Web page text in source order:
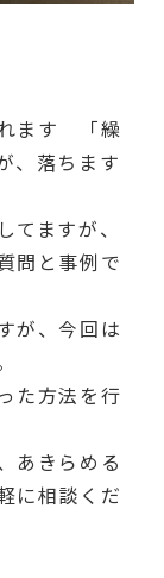
ます 「繰
、落ちます
ますが、
問と事例で
が、今回は
た方法を行
あきらめる
に相談くだ